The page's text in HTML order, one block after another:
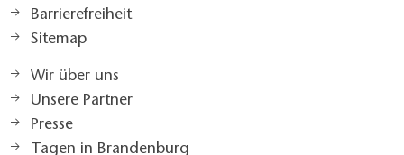
Barrierefreiheit
Sitemap
Wir über uns
Unsere Partner
Presse
Tagen in Brandenburg